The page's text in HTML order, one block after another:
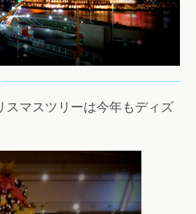
スマスツリーは今年もディズ